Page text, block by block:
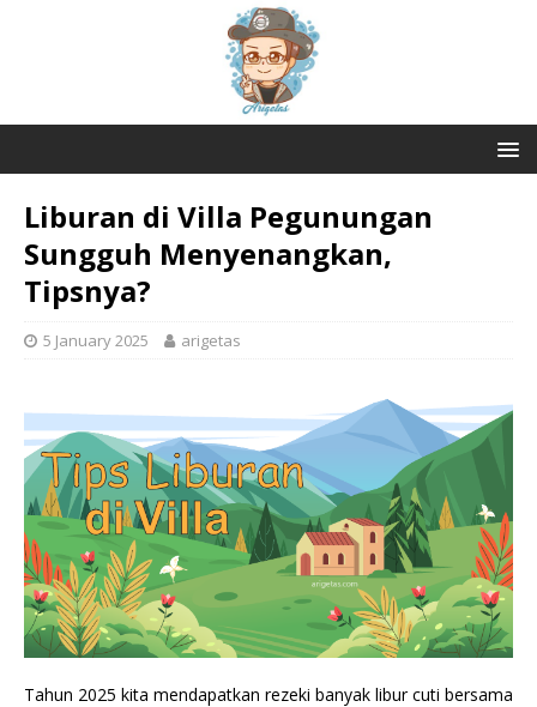
Liburan di Villa Pegunungan
Sungguh Menyenangkan,
Tipsnya?
5 January 2025 arigetas
Tahun 2025 kita mendapatkan rezeki banyak libur cuti bersama